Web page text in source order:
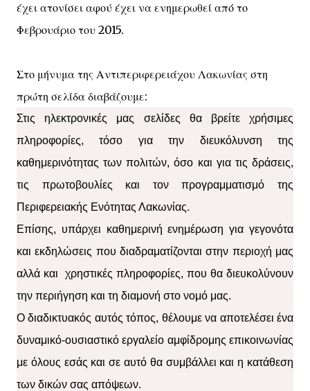
έχει ατονίσει αφού έχει να ενημερωθεί από το
Φεβρουάριο του 2015.
Στο μήνυμα της Αντιπεριφερειάχου Λακωνίας στη
πρώτη σελίδα διαβάζουμε:
Στις ηλεκτρονικές μας σελίδες θα βρείτε χρήσιμες
πληροφορίες, τόσο για την διευκόλυνση της
καθημερινότητας των πολιτών, όσο και για τις δράσεις,
τις πρωτοβουλίες και τον προγραμματισμό της
Περιφερειακής Ενότητας Λακωνίας.
Επίσης, υπάρχει καθημερινή ενημέρωση για γεγονότα
και εκδηλώσεις που διαδραματίζονται στην περιοχή μας
αλλά και χρηστικές πληροφορίες, που θα διευκολύνουν
την περιήγηση και τη διαμονή στο νομό μας.
Ο διαδικτυακός αυτός τόπος, θέλουμε να αποτελέσει ένα
δυναμικό-ουσιαστικό εργαλείο αμφίδρομης επικοινωνίας
με όλους εσάς και σε αυτό θα συμβάλλει και η κατάθεση
των δικών σας απόψεων.